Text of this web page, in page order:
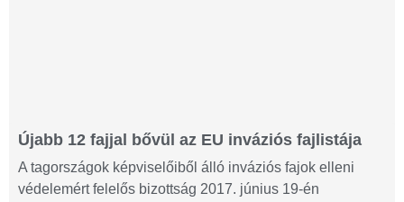
Újabb 12 fajjal bővül az EU inváziós fajlistája
A tagországok képviselőiből álló inváziós fajok elleni
védelemért felelős bizottság 2017. június 19-én